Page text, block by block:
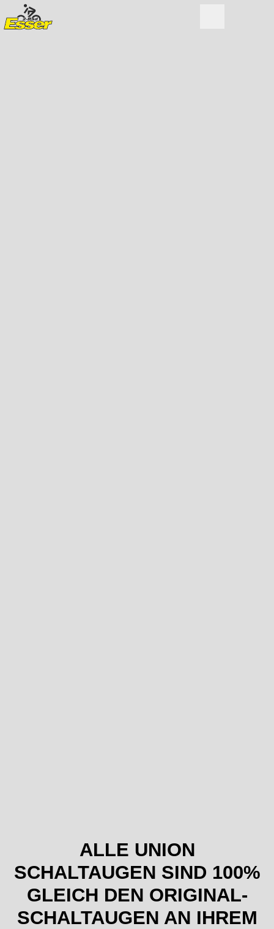
ALLE UNION
SCHALTAUGEN SIND 100%
GLEICH DEN ORIGINAL-
SCHALTAUGEN AN IHREM